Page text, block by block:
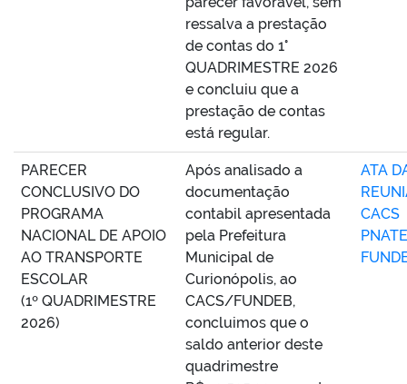
ressalva a prestação
de contas do 1°
QUADRIMESTRE 2026
e concluiu que a
prestação de contas
está regular.
PARECER
CONCLUSIVO DO
PROGRAMA
NACIONAL DE APOIO
AO TRANSPORTE
ESCOLAR
(1º QUADRIMESTRE
2026)
Após analisado a
documentação
contabil apresentada
pela Prefeitura
Municipal de
Curionópolis, ao
CACS/FUNDEB,
concluimos que o
saldo anterior deste
quadrimestre
ATA
CACS
PNATE